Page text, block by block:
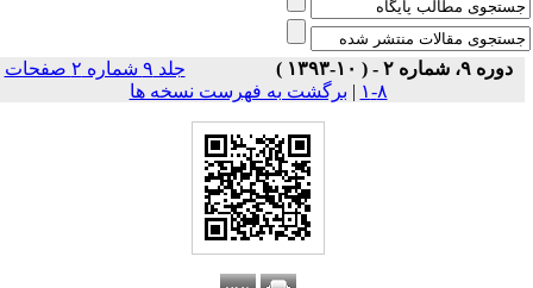
دوره ۹، شماره ۲ - ( ۱۰-۱۳۹۳ )
جلد ۹ شماره ۲ صفحات
| برگشت به فهرست نسخه ها